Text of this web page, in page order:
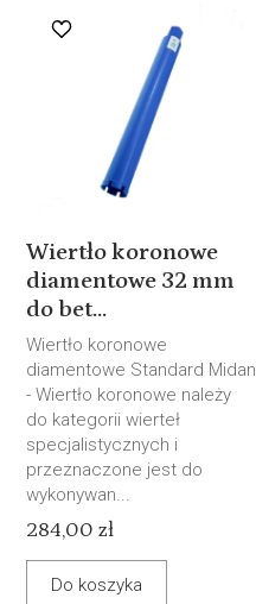
Wiertło koronowe
diamentowe 32 mm
do bet...
Wiertło koronowe
diamentowe Standard Midan
- Wiertło koronowe należy
do kategorii wierteł
specjalistycznych i
przeznaczone jest do
wykonywan...
284,00 zł
Do koszyka